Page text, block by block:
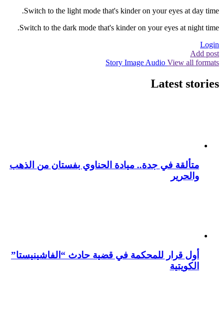
Switch to the light mode that's kinder on your eyes at day time.
Switch to the dark mode that's kinder on your eyes at night time.
Login
Add post
Story Image Audio View all formats
Latest stories
متألقة في جدة.. ميادة الحناوي بفستان من الذهب
والحرير
أول قرار للمحكمة في قضية حادث “الفاشينيستا”
الكويتية